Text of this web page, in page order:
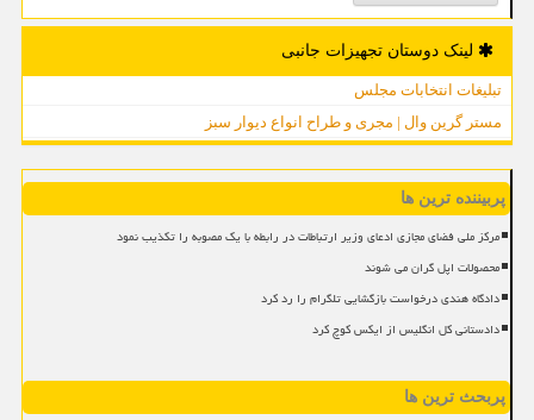
لینک دوستان تجهیزات جانبی
تبلیغات انتخابات مجلس
مستر گرین وال | مجری و طراح انواع دیوار سبز
پربیننده ترین ها
مرکز ملی فضای مجازی ادعای وزیر ارتباطات در رابطه با یک مصوبه را تکذیب نمود
محصولات اپل گران می شوند
دادگاه هندی درخواست بازگشایی تلگرام را رد کرد
دادستانی کل انگلیس از ایکس کوچ کرد
پربحث ترین ها